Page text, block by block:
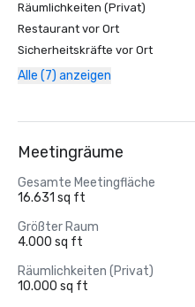
Räumlichkeiten (Privat)
Restaurant vor Ort
Sicherheitskräfte vor Ort
Alle (7) anzeigen
Meetingräume
Gesamte Meetingfläche
16.631 sq ft
Größter Raum
4.000 sq ft
Räumlichkeiten (Privat)
10.000 sq ft